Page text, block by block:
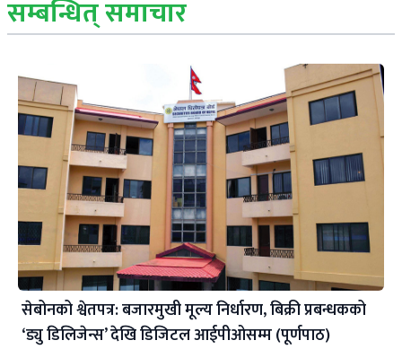
सम्बन्धित् समाचार
सेबोनको श्वेतपत्र: बजारमुखी मूल्य निर्धारण, बिक्री प्रबन्धकको
‘ड्यु डिलिजेन्स’ देखि डिजिटल आईपीओसम्म (पूर्णपाठ)